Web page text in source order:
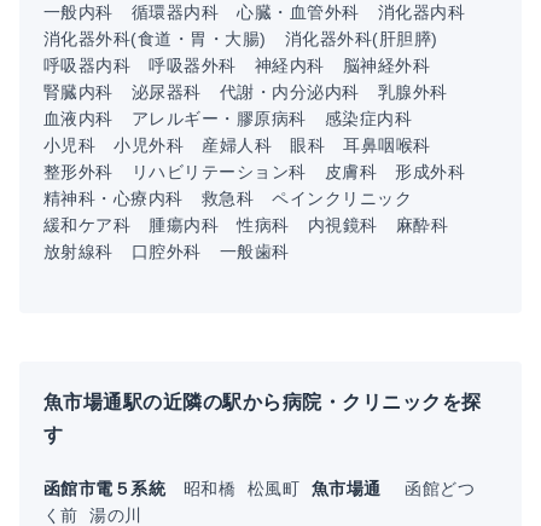
一般内科 循環器内科 心臓・血管外科
消化器内科
消化器外科(食道・胃・大腸)
消化器外科(肝胆膵)
呼吸器内科
呼吸器外科 神経内科
脳神経外科
腎臓内科
泌尿器科 代謝・内分泌内科
乳腺外科
血液内科
アレルギー・膠原病科
感染症内科
小児科
小児外科 産婦人科 眼科
耳鼻咽喉科
整形外科
リハビリテーション科 皮膚科
形成外科
精神科・心療内科
救急科
ペインクリニック
緩和ケア科
腫瘍内科 性病科 内視鏡科
麻酔科
放射線科
口腔外科 一般歯科
魚市場通駅の近隣の駅から病院・クリニックを探
す
函館市電５系統 昭和橋 松風町 魚市場通
函館どつ
く前
湯の川